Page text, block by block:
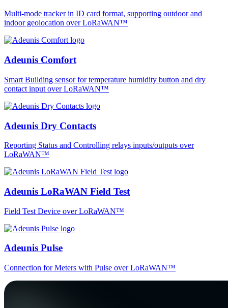
Multi-mode tracker in ID card format, supporting outdoor and
indoor geolocation over LoRaWAN™
Adeunis Comfort
Smart Building sensor for temperature humidity button and dry
contact input over LoRaWAN™
Adeunis Dry Contacts
Reporting Status and Controlling relays inputs/outputs over
LoRaWAN™
Adeunis LoRaWAN Field Test
Field Test Device over LoRaWAN™
Adeunis Pulse
Connection for Meters with Pulse over LoRaWAN™